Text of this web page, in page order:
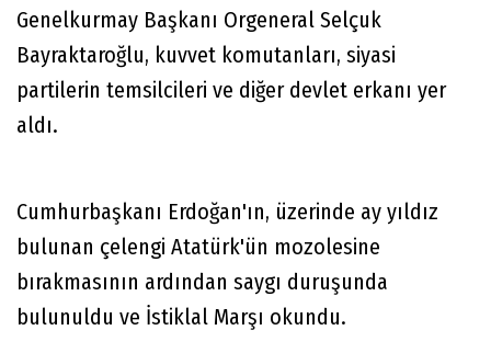
Genelkurmay Başkanı Orgeneral Selçuk
Bayraktaroğlu, kuvvet komutanları, siyasi
partilerin temsilcileri ve diğer devlet erkanı yer
aldı.
Cumhurbaşkanı Erdoğan'ın, üzerinde ay yıldız
bulunan çelengi Atatürk'ün mozolesine
bırakmasının ardından saygı duruşunda
bulunuldu ve İstiklal Marşı okundu.